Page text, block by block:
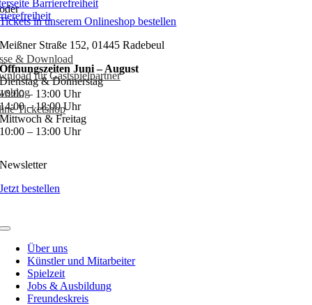
& Download
für Gastspielpartner
Ticketshop
oder
Tickets in unserem Onlineshop bestellen
Meißner Straße 152, 01445 Radebeul
Öffnungszeiten Juni – August
Dienstag & Donnerstag
10:00 – 13:00 Uhr
14:00 – 18:00 Uhr
Mittwoch & Freitag
10:00 – 13:00 Uhr
Newsletter
Jetzt bestellen
Über uns
Künstler und Mitarbeiter
Spielzeit
Jobs & Ausbildung
Freundeskreis